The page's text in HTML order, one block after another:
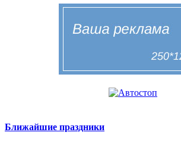
Ближайшие праздники